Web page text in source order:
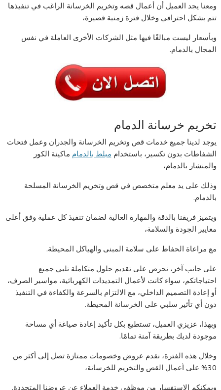
ومعنا يجد العميل أن أعمال قصه وتخريم الخرسانة الراغب في تنفيذها
تتم بشكل احترافي وخلال فترة زمنية قصيرة،
وبأسعار ليست مبالغًا فيها مثل الشركات الأخرى العاملة في نفس
المجال بالدمام.
تخريم خرسانة الدمام
يوجد لدينا جميع خدمات قص وتخريم الخرسانة والجدران وعمل فتحات
الشفاطات بدون تكسير، باستخدام مبلط بالدمام ماكينة الكور
والمنشار بالدمام،
وذلك على يد معلم متخصص في قص وتخريم الخرسانة المسلحة
بالدمام.
ويتميز فريقنا بالدقة والمهارة العالية لضمان تنفيذ كل عملية وفق أعلى
معايير الجودة والسلامة،
مع مراعاة الحفاظ على سلامة المبنى والهياكل المحيطة.
على جانب آخر، نحرص على تقديم حلول متكاملة تلبي جميع
احتياجاتكم، سواء كانت لأعمال التمديدات الكهربائية، مواسير الصرف،
أو إعادة التصميم الداخلي، مع الالتزام بالسرعة والكفاءة في التنفيذ
دون أي تأثير سلبي على الخرسانة المحيطة.
وبهذا، عزيزي العميل، تستطيع بكل تأكيد إعادة صياغة أي مساحة
موجودة لديك بطريقة آمنة تمامًا.
وخلال هذه الفترة، نقدم عروض وخصومات ممتازة تصل إلى أكثر من
30% على أعمال القص والتخريم للخرسانة،
ويمكنكم الاستفسار من موظفي خدمة العملاء عن عروضنا المتجددة.